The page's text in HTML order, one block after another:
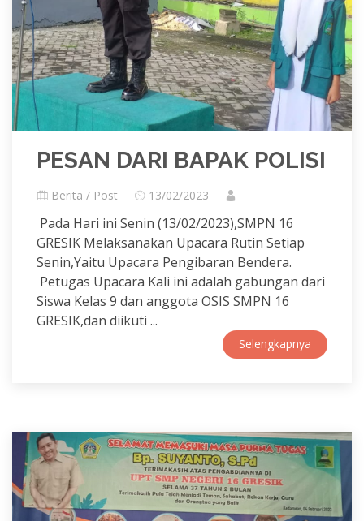
PESAN DARI BAPAK POLISI
Berita / Post 13/02/2023
Pada Hari ini Senin (13/02/2023),SMPN 16
GRESIK Melaksanakan Upacara Rutin Setiap
Senin,Yaitu Upacara Pengibaran Bendera.
Petugas Upacara Kali ini adalah gabungan dari
Siswa Kelas 9 dan anggota OSIS SMPN 16
GRESIK,dan diikuti ...
Selengkapnya